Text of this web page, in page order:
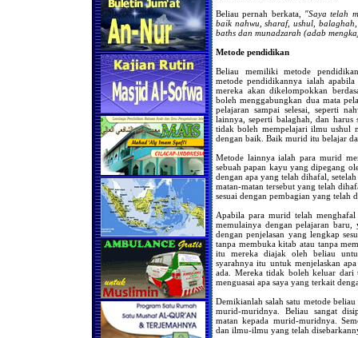
Beliau pernah berkata, "Saya telah
baik nahwu, sharaf, ushul,
baths dan munadzarah (adab
Metode pendidikan
Beliau memiliki metode
metode pendidikannya ialah
mereka akan dikelompokkan
boleh menggabungkan dua mata
pelajaran sampai selesai, seperti
lainnya, seperti balaghah, dan
tidak boleh mempelajari ilmu ushul
dengan baik. Baik murid itu belajar
Metode lainnya ialah para murid
sebuah papan kayu yang dipegang
dengan apa yang telah dihafal,
matan-matan tersebut yang telah
sesuai dengan pembagian yang telah
Apabila para murid telah
memulainya dengan pelajaran baru,
dengan penjelasan yang lengkap
tanpa membuka kitab atau tanpa
itu mereka diajak oleh beliau
syarahnya itu untuk menjelaskan
ada. Mereka tidak boleh keluar dari
menguasai apa saya yang terkait
Demikianlah salah satu metode
murid-muridnya. Beliau sangat
matan kepada murid-muridnya.
dan ilmu-ilmu yang telah